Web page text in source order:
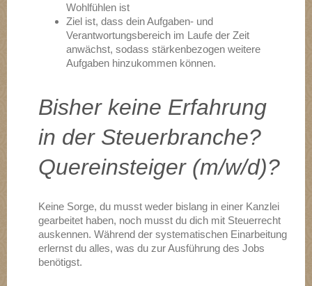
Wohlfühlen ist
Ziel ist, dass dein Aufgaben- und
Verantwortungsbereich im Laufe der Zeit
anwächst, sodass stärkenbezogen weitere
Aufgaben hinzukommen können.
Bisher keine Erfahrung
in der Steuerbranche?
Quereinsteiger (m/w/d)?
Keine Sorge, du musst weder bislang in einer Kanzlei
gearbeitet haben, noch musst du dich mit Steuerrecht
auskennen. Während der systematischen Einarbeitung
erlernst du alles, was du zur Ausführung des Jobs
benötigst.